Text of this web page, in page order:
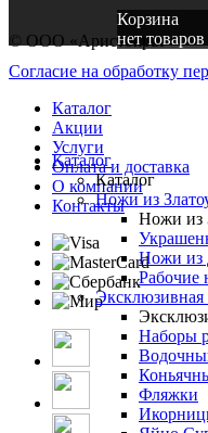
Корзина
нет товаров
© ООО «Аристократ»
Согласие на обработку
Каталог
Акции
Услуги
Оплата и доставка
О компании
Контакты
Каталог
Каталог
Ножи из
Ножи из
Ножи из
Рабочие
Эксклюзивная
Наборы
Фляжки